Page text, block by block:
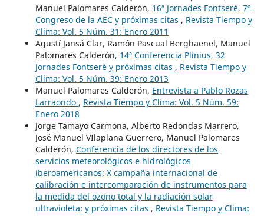
Manuel Palomares Calderón, 16ª Jornades Fontserè, 7º
Congreso de la AEC y próximas citas , Revista Tiempo y
Clima: Vol. 5 Núm. 31: Enero 2011
Agustí Jansá Clar, Ramón Pascual Berghaenel, Manuel
Palomares Calderón, 14ª Conferencia Plinius, 32
Jornades Fontserè y próximas citas , Revista Tiempo y
Clima: Vol. 5 Núm. 39: Enero 2013
Manuel Palomares Calderón, Entrevista a Pablo Rozas
Larraondo , Revista Tiempo y Clima: Vol. 5 Núm. 59:
Enero 2018
Jorge Tamayo Carmona, Alberto Redondas Marrero,
José Manuel VIlaplana Guerrero, Manuel Palomares
Calderón, Conferencia de los directores de los
servicios meteorológicos e hidrológicos
iberoamericanos; X campaña internacional de
calibración e intercomparación de instrumentos para
la medida del ozono total y la radiación solar
ultravioleta; y próximas citas , Revista Tiempo y Clima: